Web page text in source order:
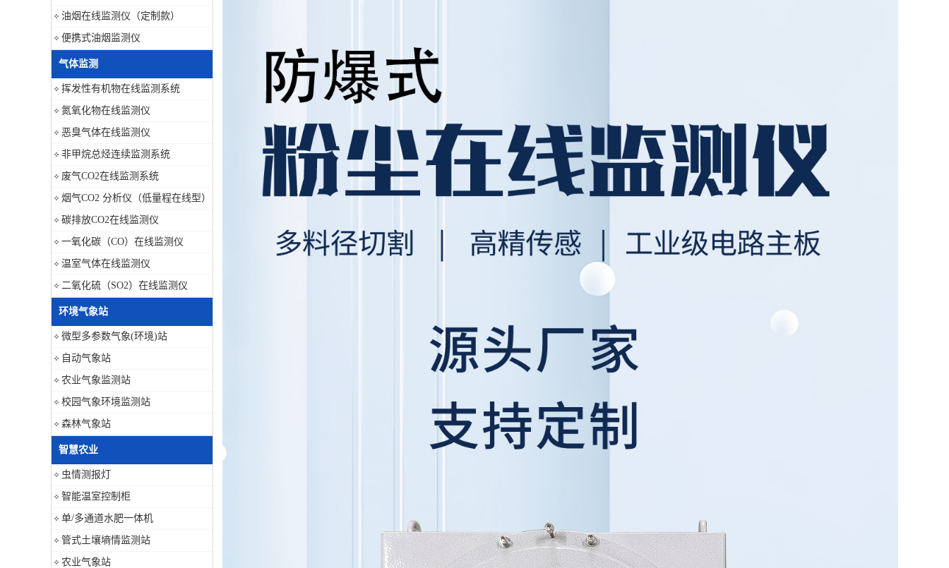
油烟在线监测仪（定制款）
便携式油烟监测仪
气体监测
挥发性有机物在线监测系统
氮氧化物在线监测仪
恶臭气体在线监测仪
非甲烷总烃连续监测系统
废气CO2在线监测系统
烟气CO2 分析仪（低量程在线型）
碳排放CO2在线监测仪
一氧化碳（CO）在线监测仪
温室气体在线监测仪
二氧化硫（SO2）在线监测仪
环境气象站
微型多参数气象(环境)站
自动气象站
农业气象监测站
校园气象环境监测站
森林气象站
智慧农业
虫情测报灯
智能温室控制柜
单/多通道水肥一体机
管式土壤墒情监测站
农业气象站